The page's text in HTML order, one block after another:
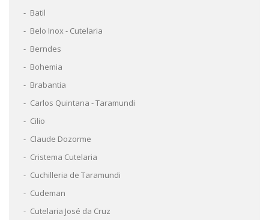
Batil
Belo Inox - Cutelaria
Berndes
Bohemia
Brabantia
Carlos Quintana - Taramundi
Cilio
Claude Dozorme
Cristema Cutelaria
Cuchilleria de Taramundi
Cudeman
Cutelaria José da Cruz